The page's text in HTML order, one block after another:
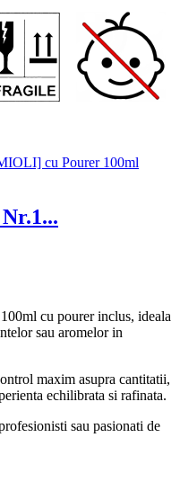
cu pourer inclus, ideala
sau aromelor in
maxim asupra cantitatii,
echilibrata si rafinata.
sau pasionati de